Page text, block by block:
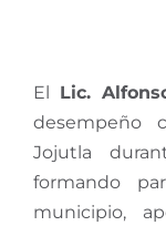
El Lic.
desempeño
Jojutla
formando
municipio,